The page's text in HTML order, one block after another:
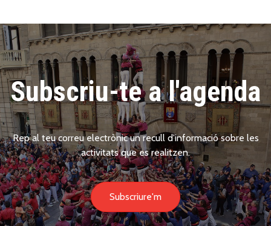
Subscriu-te a l'agenda
Rep al teu correu electrònic un recull d'informació sobre les
activitats que es realitzen.
Subscriure'm